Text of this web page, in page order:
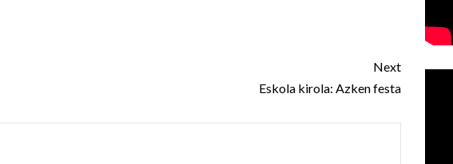
Next
Eskola kirola: Azken festa